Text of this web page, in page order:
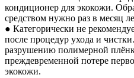
кондиционер для экокожи.
средством нужно раз в месяц
● Категорически не
после процедур ухода и
разрушению полимерной
преждевременной потере
экокожи.